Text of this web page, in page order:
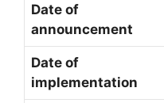
Date of
announcement
Date of
implementation